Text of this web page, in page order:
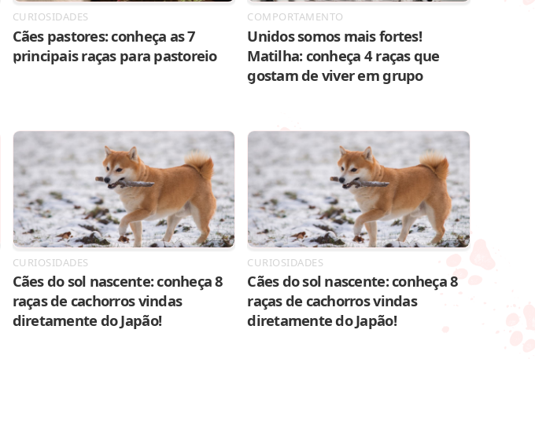
CURIOSIDADES
Cães pastores: conheça as 7
principais raças para pastoreio
COMPORTAMENTO
Unidos somos mais fortes!
Matilha: conheça 4 raças que
gostam de viver em grupo
CURIOSIDADES
Cães do sol nascente: conheça 8
raças de cachorros vindas
diretamente do Japão!
CURIOSIDADES
Cães do sol nascente: conheça 8
raças de cachorros vindas
diretamente do Japão!